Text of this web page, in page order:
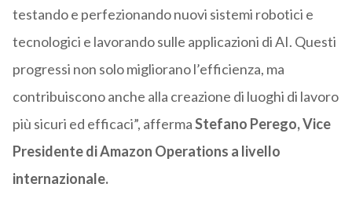
testando e perfezionando nuovi sistemi robotici e
tecnologici e lavorando sulle applicazioni di AI. Questi
progressi non solo migliorano l’efficienza, ma
contribuiscono anche alla creazione di luoghi di lavoro
più sicuri ed efficaci”, affermaStefano Perego, Vice
Presidente di Amazon Operations a livello
internazionale.